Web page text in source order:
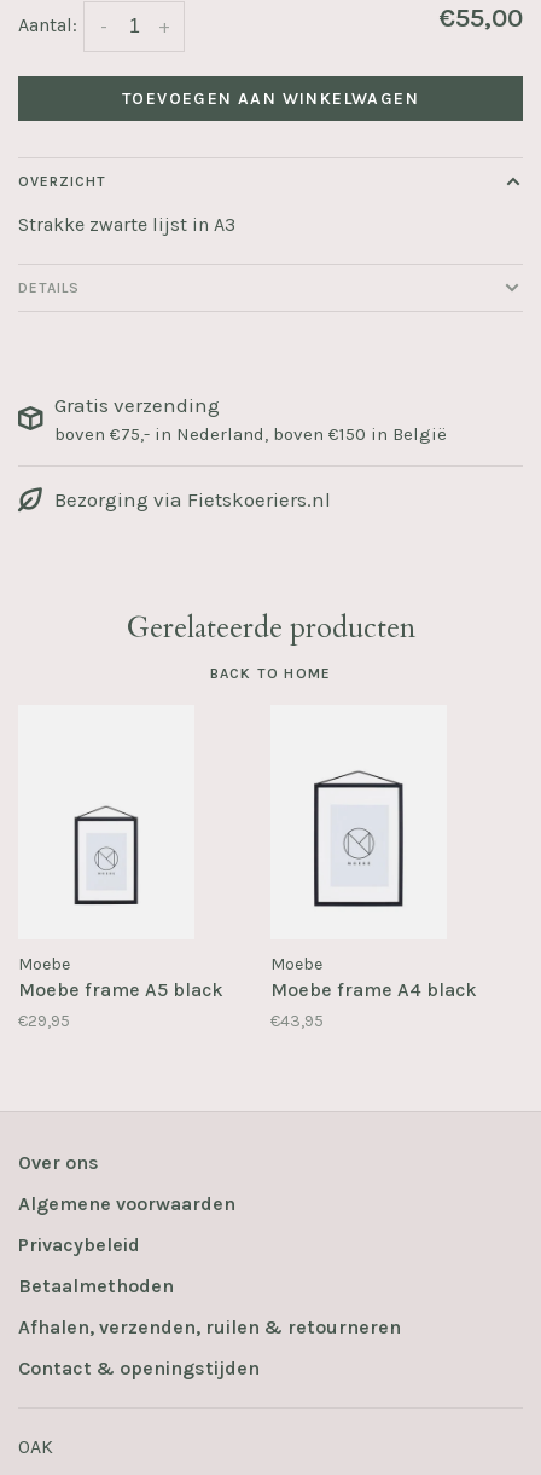
Aantal: +
- €55,00
TOEVOEGEN AAN WINKELWAGEN
OVERZICHT
Strakke zwarte lijst in A3
DETAILS
Gratis verzending
boven €75,- in Nederland, boven €150 in België
Bezorging via Fietskoeriers.nl
Gerelateerde producten
BACK TO HOME
Moebe
Moebe frame A5 black
€29,95
Moebe
Moebe frame A4 black
€43,95
Over ons
Algemene voorwaarden
Privacybeleid
Betaalmethoden
Afhalen, verzenden, ruilen & retourneren
Contact & openingstijden
OAK